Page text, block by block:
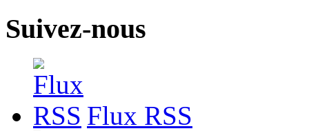
Suivez-nous
Flux RSS